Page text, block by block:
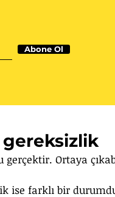
Abone Ol
gereksizlik
Ortaya
ise farklı bir